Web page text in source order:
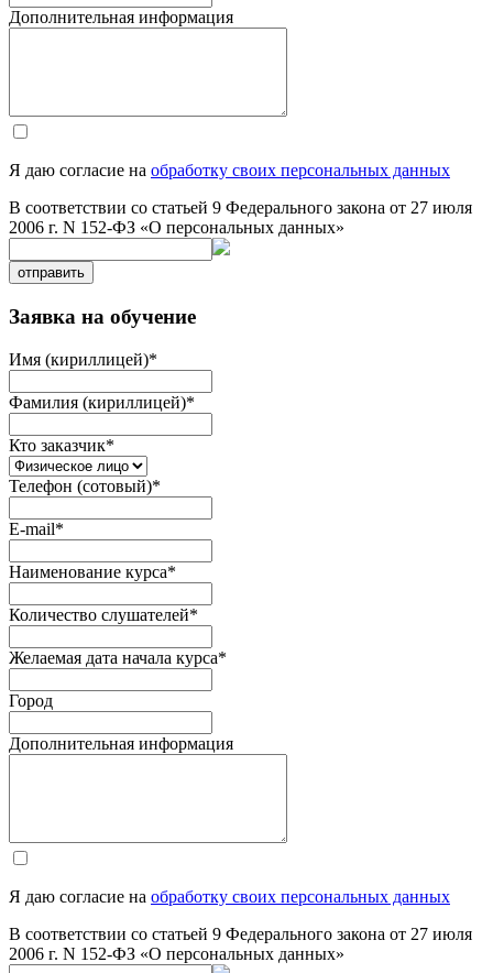
Дополнительная информация
Я даю согласие на обработку своих персональных данных
В соответствии со статьей 9 Федерального закона от 27 июля
2006 г. N 152-ФЗ «О персональных данных»
отправить
Заявка на обучение
Имя (кириллицей)*
Фамилия (кириллицей)*
Кто заказчик*
Телефон (сотовый)*
E-mail*
Наименование курса*
Количество слушателей*
Желаемая дата начала курса*
Город
Дополнительная информация
Я даю согласие на обработку своих персональных данных
В соответствии со статьей 9 Федерального закона от 27 июля
2006 г. N 152-ФЗ «О персональных данных»